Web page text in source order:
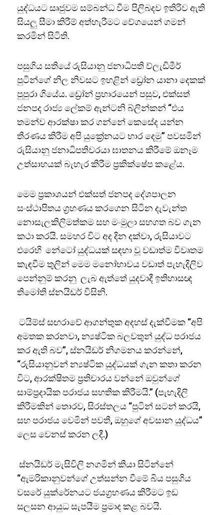
යුද්ධයට සෘජුවම සම්බන්ධ වීම පිලිබදව ඉතිරිව ඇති
සියලු සීමා කිරීම් අත්හැරීමට වේගයෙන් ගමන්
කරමින් සිටිති.
පසුගිය සතියේ රුසියානු ජනාධිපති ව්ලැඩිමීර්
පුටින්ගේ නිල නිවසට ඉහළින් ඩ්‍රෝන යානා දෙකක්
පුපුරා ගියේය. ඩ්‍රෝන් ප්‍රහාරයෙන් පසුව, එක්සත්
ජනපද රාජ්‍ය ලේකම් ඇන්ටනි බ්ලින්කන් “එය
තමන්ව ආරක්ෂා කර ගන්නේ කෙසේද යන්න
තීරණය කිරීම අපි යුක්‍රේනයට භාර දෙමු” පවසමින්
රුසියානු ජනාධිපතිවරයා ඝාතනය කිරීමේ ඔනෑම
උත්සාහයක් බැහැර කිරීම ප්‍රකික්ෂේප කළේය.
මෙම ප්‍රකාශයන් එක්සත් ජනපද දේශපාලන
සංස්ථාපිතය ග්‍රහණය කරගෙන සිටින දැවැන්ත
නොසැලකිලිමත්කම සහ මංමුලා සහගත බව ගැන
කථා කරයි. සමහර විට අද දින දක්වා, රුසියාවට
එරෙහි නේටෝ යුද්ධයක් සඳහා වූ වඩාත්ම විවෘතම
කැඳවීම තුලින් මෙම මනෝභාවය වඩාත් පැහැදිලිව
පෙන්නුම් කරනු ලැබ ඇත්තේ යුදවාදී ඉතිහාසඥ
තිමෝති ස්නයිඩර් විසිනි.
ටයිම්ස් සඟරාවේ ආගන්තුක අදහස් දැක්වීමක “අපි
අමතක කරනවා, න්‍යෂ්ටික බලවතුන් යුද්ධ පරාජය
කර ඇති බව”, ස්නයිඩර් නිගමනය කරන්නේ,
“රුසියානුවන් න්‍යෂ්ටික යුද්ධයක් ගැන කතා කරන
විට, ආරක්ෂිතම ප්‍රතිචාරය වන්නේ ඔවුන්ගේ
සාම්ප්‍රදායික පරාජය සහතික කිරීමයි.” (පැහැදිලි
කිරීමකින් තොරව, සිරස්තලය “පුටින් සටන් කරයි,
සහ පරාජය වෙමින් පවතී, ඔහුගේ අවසාන යුද්ධය”
ලෙස වෙනස් කරන ලදී.)
ස්නයිඩර් මැසිවිලි නගමින් කියා සිටින්නේ
“ඇමරිකානුවන්ගේ උත්සන්න වීමේ බිය පසුගිය
වසරේ යුක්රේනයට ජයග්‍රහණය කිරීමට ඉඩ
සලසන ආයුධ සැපයීම ප්‍රමාද කළ බවයි.